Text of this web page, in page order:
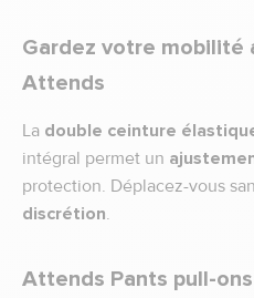
Gardez votre mobilité
Attends
La double ceinture
intégral permet un
protection. Déplacez-vous
discrétion.
Attends Pants pull-